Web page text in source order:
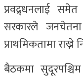
प्रवद्र्धनलाई
सरकारले जनचेतना
प्राथमिकतामा
बैठकमा